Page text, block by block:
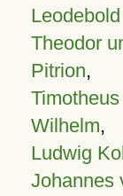
Theodor
Pitrion,
Wilhelm,
Ludwig
Johannes